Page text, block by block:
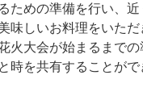
るための準備を行い、
味しいお料理をいた
火大会が始まるまで
と時を共有することが